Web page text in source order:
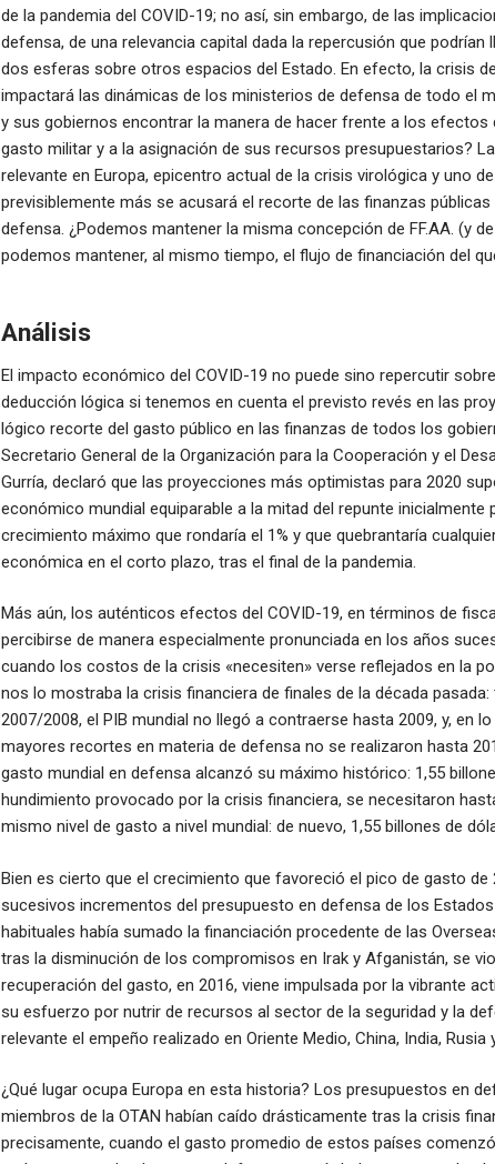
de la pandemia del COVID-19; no así, sin embargo, de las
defensa, de una relevancia capital dada la repercusión que
dos esferas sobre otros espacios del Estado. En efecto, la crisis
impactará las dinámicas de los ministerios de defensa de todo el
y sus gobiernos encontrar la manera de hacer frente a los efectos
gasto militar y a la asignación de sus recursos presupuestarios?
relevante en Europa, epicentro actual de la crisis virológica y uno
previsiblemente más se acusará el recorte de las finanzas
defensa. ¿Podemos mantener la misma concepción de FF.AA. (y
podemos mantener, al mismo tiempo, el flujo de financiación del
Análisis
El impacto económico del COVID-19 no puede sino repercutir
deducción lógica si tenemos en cuenta el previsto revés en las
lógico recorte del gasto público en las finanzas de todos los
Secretario General de la Organización para la Cooperación y el
Gurría, declaró que las proyecciones más optimistas para 2020
económico mundial equiparable a la mitad del repunte inicialmente
crecimiento máximo que rondaría el 1% y que quebrantaría
económica en el corto plazo, tras el final de la pandemia.
Más aún, los auténticos efectos del COVID-19, en términos de
percibirse de manera especialmente pronunciada en los años
cuando los costos de la crisis «necesiten» verse reflejados en la
nos lo mostraba la crisis financiera de finales de la década
2007/2008, el PIB mundial no llegó a contraerse hasta 2009, y, en
mayores recortes en materia de defensa no se realizaron hasta
gasto mundial en defensa alcanzó su máximo histórico: 1,55
hundimiento provocado por la crisis financiera, se necesitaron
mismo nivel de gasto a nivel mundial: de nuevo, 1,55 billones de
Bien es cierto que el crecimiento que favoreció el pico de gasto
sucesivos incrementos del presupuesto en defensa de los
habituales había sumado la financiación procedente de las
tras la disminución de los compromisos en Irak y Afganistán, se
recuperación del gasto, en 2016, viene impulsada por la vibrante
su esfuerzo por nutrir de recursos al sector de la seguridad y la
relevante el empeño realizado en Oriente Medio, China, India, Rusia
¿Qué lugar ocupa Europa en esta historia? Los presupuestos en
miembros de la OTAN habían caído drásticamente tras la crisis
precisamente, cuando el gasto promedio de estos países